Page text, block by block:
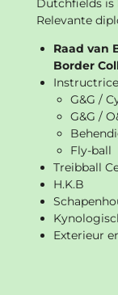
Dutchfields is
Relevante
Raad van
Border
I
G&G /
G&G /
Fly-ball
Treibball
H.K.B
Exterieur